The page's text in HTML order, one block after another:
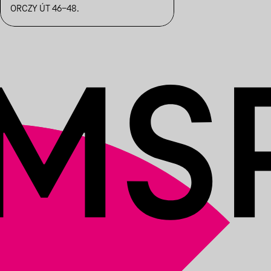
ORCZY ÚT 46-48.